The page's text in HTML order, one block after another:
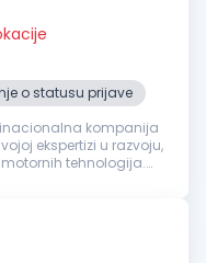
o statusu prijave
kompanija
ekspertizi u razvoju,
tehnologija.